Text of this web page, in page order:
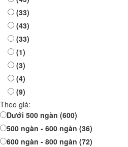
(33)
(43)
(33)
(1)
(3)
(4)
(9)
Theo giá:
Dưới 500 ngàn (600)
500 ngàn - 600 ngàn (36)
600 ngàn - 800 ngàn (72)